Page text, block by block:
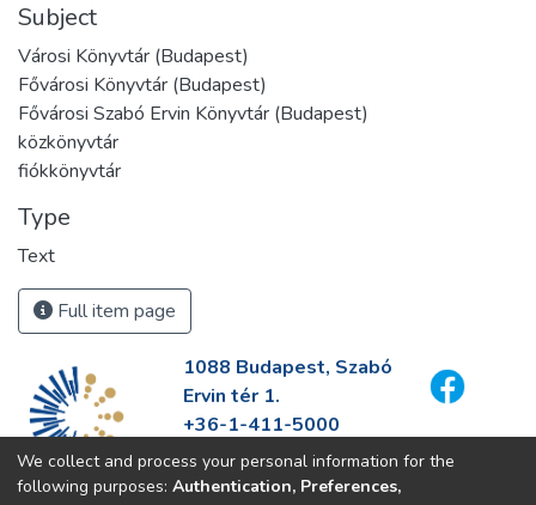
Subject
Városi Könyvtár (Budapest)
Fővárosi Könyvtár (Budapest)
Fővárosi Szabó Ervin Könyvtár (Budapest)
közkönyvtár
fiókkönyvtár
Type
Text
Full item page
1088 Budapest, Szabó
Ervin tér 1.
+36-1-411-5000
info@fszek.hu
https://fszek.hu
We collect and process your personal information for the
following purposes: Authentication, Preferences,